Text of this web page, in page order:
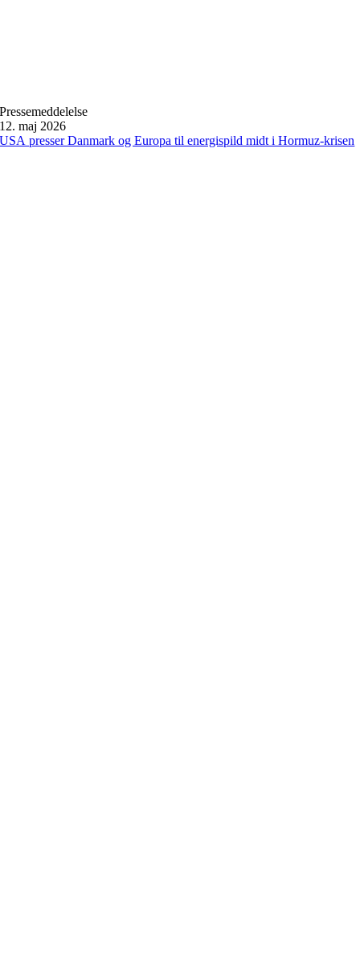
Pressemeddelelse
12. maj 2026
USA presser Danmark og Europa til energispild midt i Hormuz-krisen